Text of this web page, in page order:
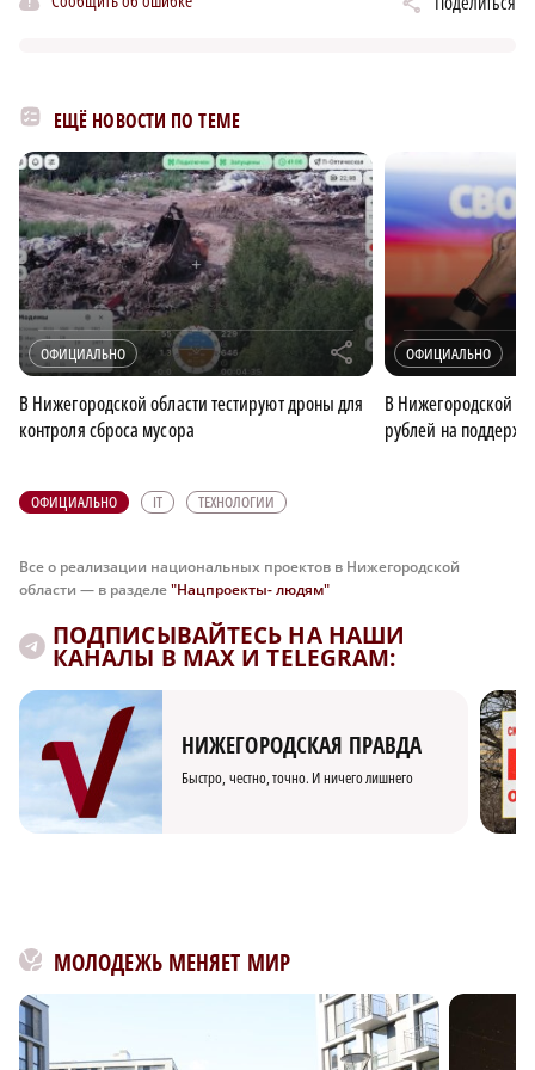
ЕЩЁ НОВОСТИ ПО ТЕМЕ
ОФИЦИАЛЬНО r
В Нижегородской области тестируют дроны для
контроля сброса мусора
ОФИЦИАЛЬНО
В Нижегородской
рублей на
ОФИЦИАЛЬНО IT ТЕХНОЛОГИИ
Все о реализации национальных проектов в Нижегородской
области — в разделе"Нацпроекты- людям"
ПОДПИСЫВАЙТЕСЬ НА НАШИ
КАНАЛЫ В MAX И TELEGRAM:
НИЖЕГОРОДСКАЯ ПРАВДА
Быстро, честно, точно. И ничего лишнего
МОЛОДЕЖЬ МЕНЯЕТ МИР